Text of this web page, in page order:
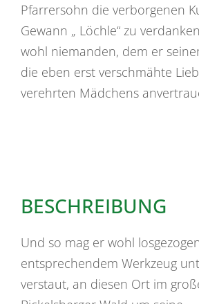
Pfarrersohn die verborgenen
Gewann „ Löchle“ zu
wohl niemanden, dem er
die eben erst verschmähte
verehrten Mädchens
BESCHREIBUNG
Und so mag er wohl
entsprechendem Werkzeug
verstaut, an diesen Ort im